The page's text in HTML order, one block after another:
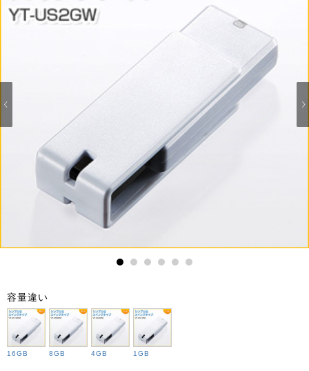
容量違い
16GB 8GB 4GB 1GB